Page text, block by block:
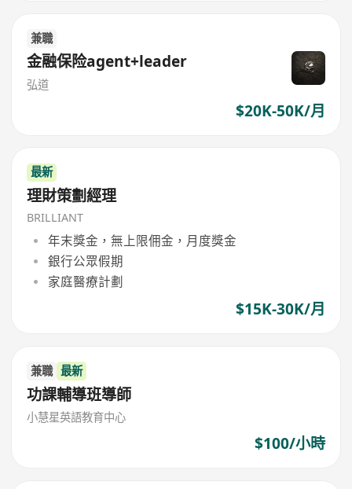
兼職
金融保险agent+leader
弘道
$20K-50K/月
最新
理財策劃經理
BRILLIANT
年末獎金，無上限佣金，月度獎金
銀行公眾假期
家庭醫療計劃
$15K-30K/月
兼職 最新
功課輔導班導師
小慧星英語教育中心
$100/小時